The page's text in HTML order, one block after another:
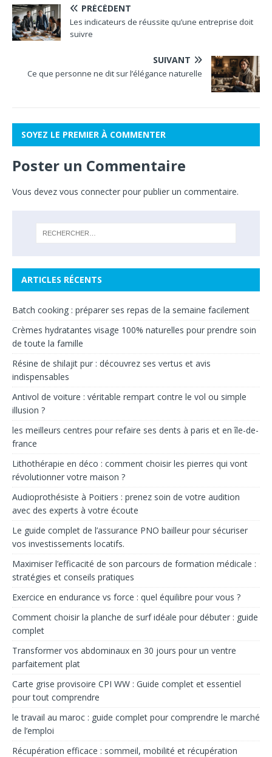
PRÉCÉDENT
Les indicateurs de réussite qu’une entreprise doit
suivre
SUIVANT
Ce que personne ne dit sur l’élégance naturelle
SOYEZ LE PREMIER À COMMENTER
Poster un Commentaire
Vous devez vous connecter pour publier un commentaire.
ARTICLES RÉCENTS
Batch cooking : préparer ses repas de la semaine facilement
Crèmes hydratantes visage 100% naturelles pour prendre soin
de toute la famille
Résine de shilajit pur : découvrez ses vertus et avis
indispensables
Antivol de voiture : véritable rempart contre le vol ou simple
illusion ?
les meilleurs centres pour refaire ses dents à paris et en île-de-
france
Lithothérapie en déco : comment choisir les pierres qui vont
révolutionner votre maison ?
Audioprothésiste à Poitiers : prenez soin de votre audition
avec des experts à votre écoute
Le guide complet de l’assurance PNO bailleur pour sécuriser
vos investissements locatifs.
Maximiser l’efficacité de son parcours de formation médicale :
stratégies et conseils pratiques
Exercice en endurance vs force : quel équilibre pour vous ?
Comment choisir la planche de surf idéale pour débuter : guide
complet
Transformer vos abdominaux en 30 jours pour un ventre
parfaitement plat
Carte grise provisoire CPI WW : Guide complet et essentiel
pour tout comprendre
le travail au maroc : guide complet pour comprendre le marché
de l’emploi
Récupération efficace : sommeil, mobilité et récupération